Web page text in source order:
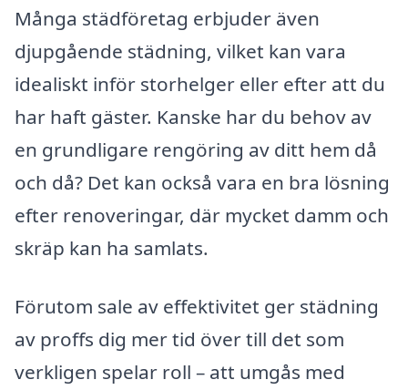
Många städföretag erbjuder även
djupgående städning, vilket kan vara
idealiskt inför storhelger eller efter att du
har haft gäster. Kanske har du behov av
en grundligare rengöring av ditt hem då
och då? Det kan också vara en bra lösning
efter renoveringar, där mycket damm och
skräp kan ha samlats.
Förutom sale av effektivitet ger städning
av proffs dig mer tid över till det som
verkligen spelar roll – att umgås med